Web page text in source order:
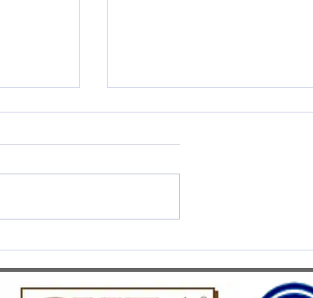
au
SWISS UMEF reçoit la
prestigieuse distinction QS Stars
5 Étoiles Overall